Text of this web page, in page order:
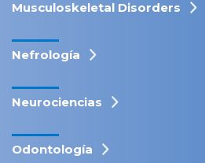
Musculoskeletal Disorders
Nefrología
Neurociencias
Odontología